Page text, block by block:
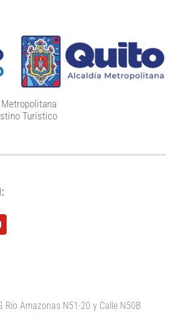
Turístico
Río Amazonas N51-20 y Calle N50B